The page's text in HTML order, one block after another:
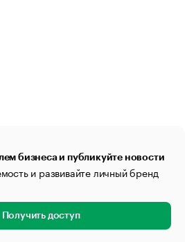
бизнеса и публикуйте новости
и развивайте личный бренд
Получить доступ